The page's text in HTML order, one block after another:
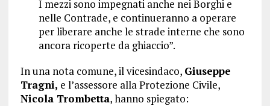
I mezzi sono impegnati anche nei Borghi e
nelle Contrade, e continueranno a operare
per liberare anche le strade interne che sono
ancora ricoperte da ghiaccio”.
In una nota comune, il vicesindaco, Giuseppe
Tragni, e l’assessore alla Protezione Civile,
Nicola Trombetta, hanno spiegato: